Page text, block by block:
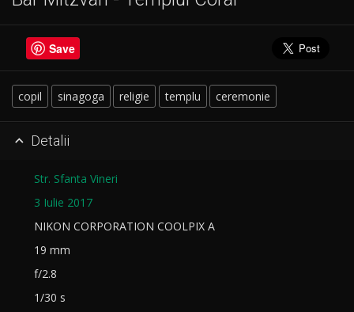
Save
copil sinagoga religie templu ceremonie
 Detalii
Str. Sfanta Vineri
3 Iulie 2017
NIKON CORPORATION COOLPIX A
19 mm
f/2.8
1/30 s